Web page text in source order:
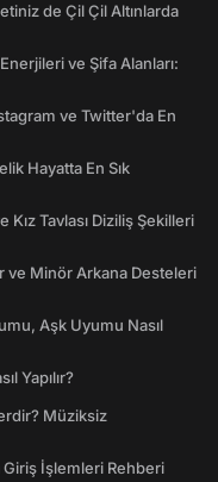
de Çil Çil Altınlarda
ve Şifa Alanları:
ve Twitter'da En
Hayatta En Sık
Kız Tavlası Diziliş Şekilleri
ve Minör Arkana Desteleri
Aşk Uyumu Nasıl
Yapılır?
Müziksiz
Giriş İşlemleri Rehberi